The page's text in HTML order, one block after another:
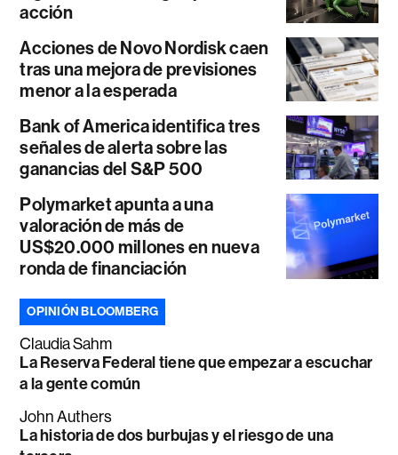
acción
Acciones de Novo Nordisk caen
tras una mejora de previsiones
menor a la esperada
Bank of America identifica tres
señales de alerta sobre las
ganancias del S&P 500
Polymarket apunta a una
valoración de más de
US$20.000 millones en nueva
ronda de financiación
OPINIÓN BLOOMBERG
Claudia Sahm
La Reserva Federal tiene que empezar a escuchar
a la gente común
John Authers
La historia de dos burbujas y el riesgo de una